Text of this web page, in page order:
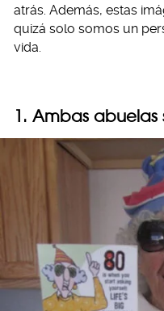
atrás. Además, estas
quizá solo somos un
vida.
1. Ambas abuelas